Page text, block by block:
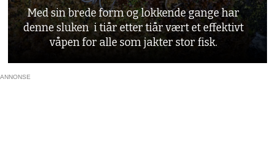
Med sin brede form og lokkende gange har
denne sluken i tiår etter tiår vært et effektivt
våpen for alle som jakter stor fisk.
ANNONSE